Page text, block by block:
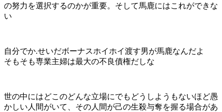
の努力を選択するのかが重要。そして馬鹿にはこれができな
い
自分でか.せいだボーナスホイホイ渡す男が馬鹿なんだよ
そもそも専業主婦は最大の不良債権だしな
世の中にはどこのどんな立場にでもどうしようもないほど愚
かしい人間がいて、その人間が己の生殺与奪を握る場合があ